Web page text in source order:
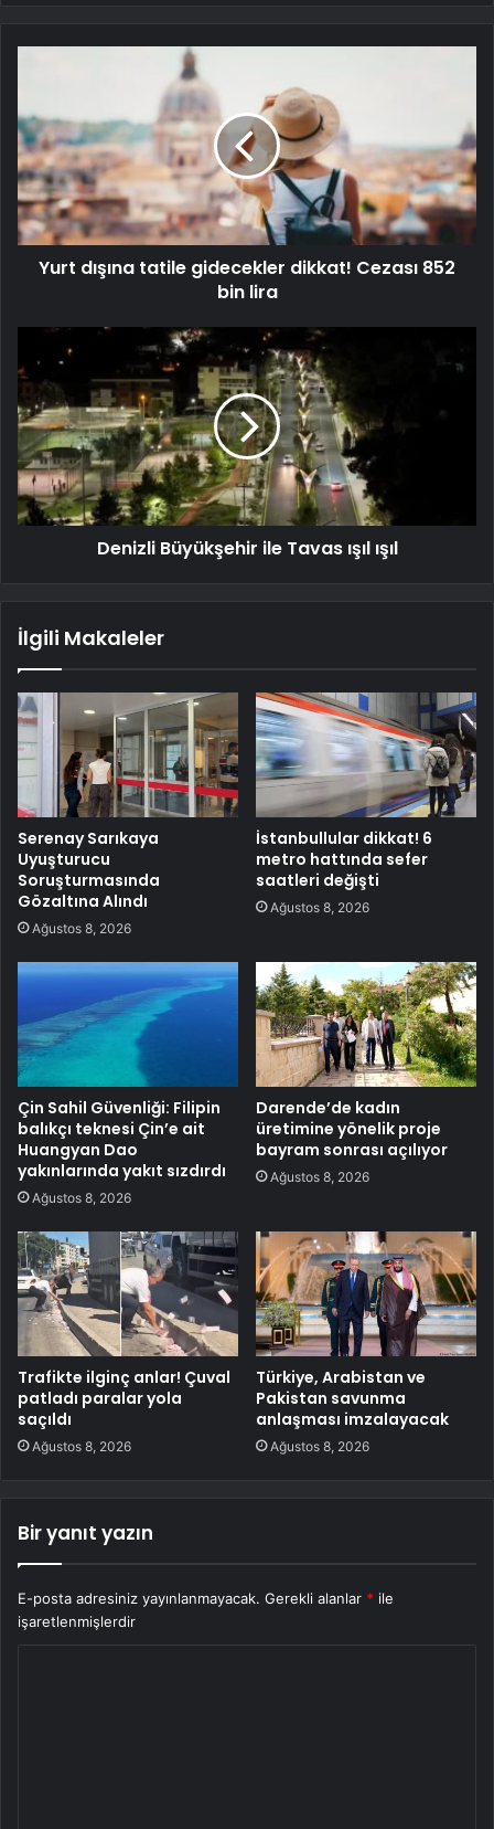
Yurt dışına tatile gidecekler dikkat! Cezası 852
bin lira
Denizli Büyükşehir ile Tavas ışıl ışıl
İlgili Makaleler
Serenay Sarıkaya
Uyuşturucu
Soruşturmasında
Gözaltına Alındı
Ağustos 8, 2026
İstanbullular dikkat! 6
metro hattında sefer
saatleri değişti
Ağustos 8, 2026
Çin Sahil Güvenliği: Filipin
balıkçı teknesi Çin’e ait
Huangyan Dao
yakınlarında yakıt sızdırdı
Ağustos 8, 2026
Darende’de kadın
üretimine yönelik proje
bayram sonrası açılıyor
Ağustos 8, 2026
Trafikte ilginç anlar! Çuval
patladı paralar yola
saçıldı
Ağustos 8, 2026
Türkiye, Arabistan ve
Pakistan savunma
anlaşması imzalayacak
Ağustos 8, 2026
Bir yanıt yazın
E-posta adresiniz yayınlanmayacak. Gerekli alanlar * ile
işaretlenmişlerdir